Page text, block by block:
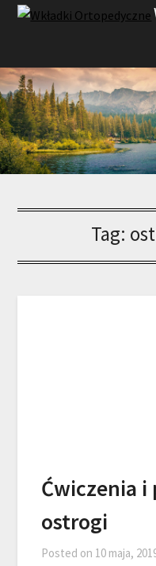
Skip
Tag:
Ćwiczenia
ostrogi
Posted on 10 maja,